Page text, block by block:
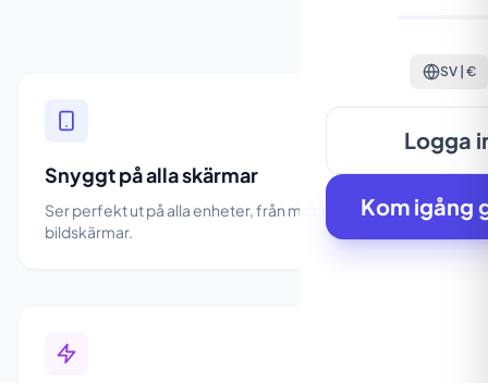
SV | €
Logga
Kom igång
Snyggt på alla skärmar
Ser perfekt ut på alla enheter, från mobilen till stora
bildskärmar.